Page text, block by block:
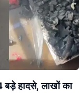
बड़े हादसे, लाखों का